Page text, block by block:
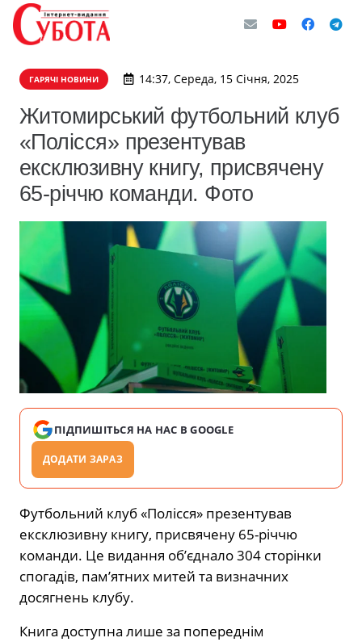
ГАРЯЧІ НОВИНИ 14:37, Середа, 15 Січня, 2025
Житомирський футбольний клуб
«Полісся» презентував
ексклюзивну книгу, присвячену
65-річчю команди. Фото
ПІДПИШІТЬСЯ НА НАС В GOOGLE
ДОДАТИ ЗАРАЗ
Футбольний клуб «Полісся» презентував
ексклюзивну книгу, присвячену 65-річчю
команди. Це видання об’єднало 304 сторінки
спогадів, пам’ятних митей та визначних
досягнень клубу.
Книга доступна лише за попереднім